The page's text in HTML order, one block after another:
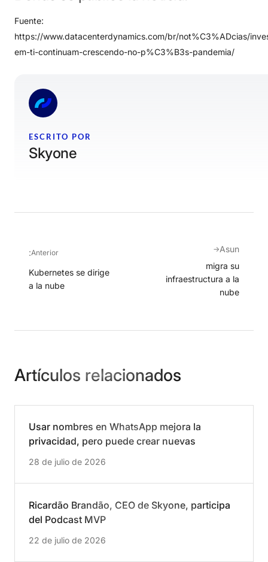
Fuente:
https://www.datacenterdynamics.com/br/not%C3%ADcias/
em-ti-continuam-crescendo-no-p%C3%B3s-pandemia/
ESCRITO POR
Skyone
:Anterior
Kubernetes se dirige
a la nube
→Asun
migra su
infraestructura a la
nube
Artículos relacionados
Usar nombres en WhatsApp mejora la
privacidad, pero puede crear nuevas
oportunidades para las estafas
28 de julio de 2026
Ricardão Brandão, CEO de Skyone, participa
del Podcast MVP
22 de julio de 2026